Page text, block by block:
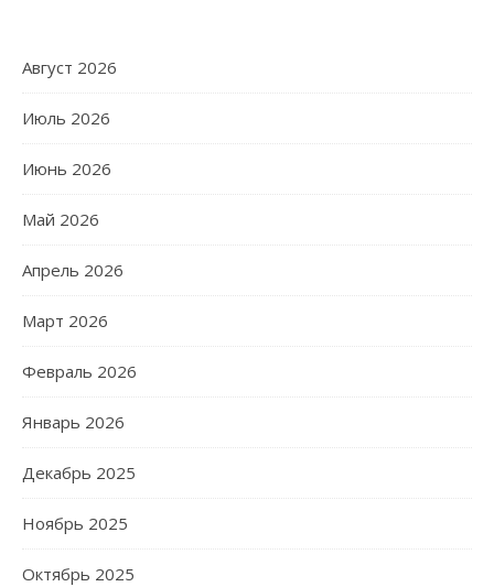
Август 2026
Июль 2026
Июнь 2026
Май 2026
Апрель 2026
Март 2026
Февраль 2026
Январь 2026
Декабрь 2025
Ноябрь 2025
Октябрь 2025